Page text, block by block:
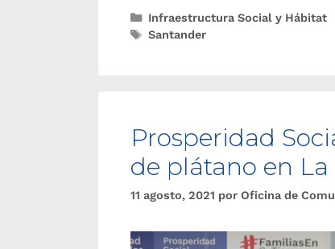
Infraestructura Social y Hábitat
Santander
Prosperidad
de plátano en La
11 agosto, 2021 por Oficina de